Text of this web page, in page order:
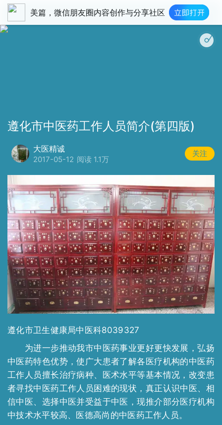
美篇，微信朋友圈内容创作与分享社区
遵化市中医药工作人员简介(第四版)
大医精诚
2017-05-12 阅读 1.1万
关注
遵化市卫生健康局中医科8039327
为进一步推动我市中医药事业更好更快发展，弘扬
中医药特色优势，使广大患者了解各医疗机构的中医药
工作人员擅长治疗病种、医术水平等基本情况，改变患
者寻找中医药工作人员困难的现状，真正认识中医、相
信中医、选择中医并受益于中医，现推介部分医疗机构
中技术水平较高、医德高尚的中医药工作人员。